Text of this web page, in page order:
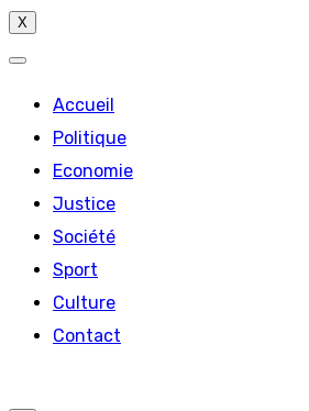
X
Accueil
Politique
Economie
Justice
Société
Sport
Culture
Contact